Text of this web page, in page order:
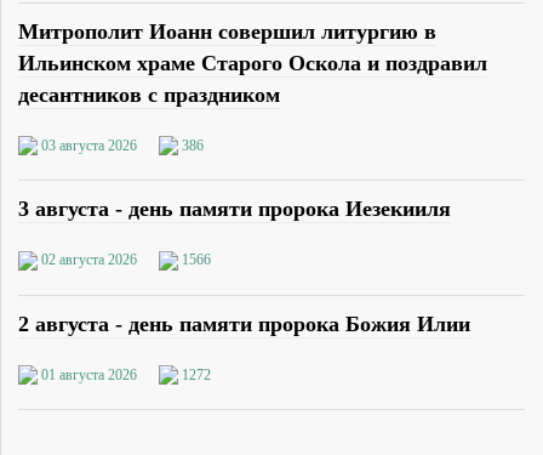
Митрополит Иоанн совершил литургию в
Ильинском храме Старого Оскола и поздравил
десантников с праздником
03 августа 2026 386
3 августа - день памяти пророка Иезекииля
02 августа 2026 1566
2 августа - день памяти пророка Божия Илии
01 августа 2026 1272